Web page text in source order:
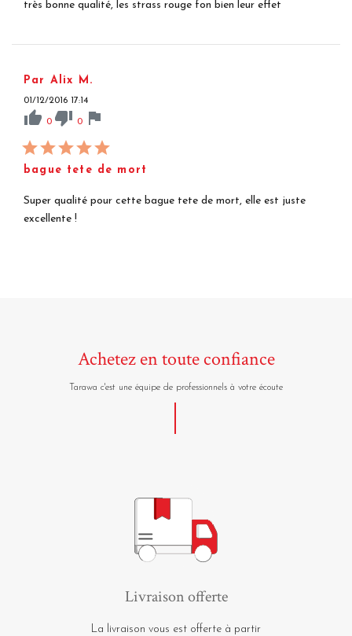
très bonne qualité, les strass rouge fon bien leur effet
Par Alix M.
01/12/2016 17:14
thumb_up 0 thumb_down 0 flag
bague tete de mort
Super qualité pour cette bague tete de mort, elle est juste
excellente !
Achetez en toute confiance
Tarawa c'est une équipe de professionnels à votre écoute
Livraison offerte
La livraison vous est offerte à partir